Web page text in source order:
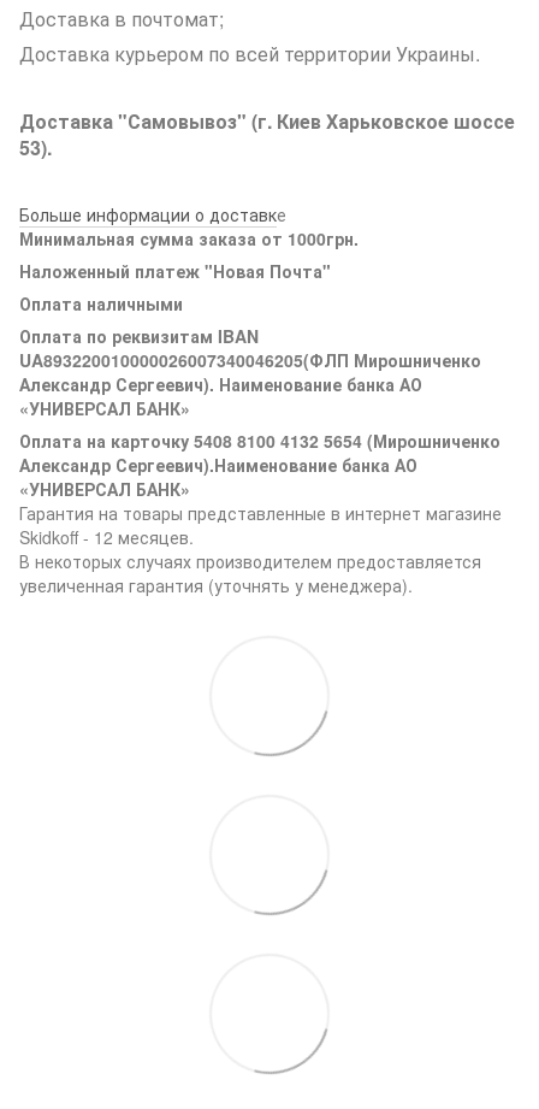
Доставка в почтомат;
Доставка курьером по всей территории Украины.
Доставка "Самовывоз" (г. Киев Харьковское шоссе
53).
Больше информации о доставке
Минимальная сумма заказа от 1000грн.
Наложенный платеж "Новая Почта"
Оплата наличными
Оплата по реквизитам IBAN
UA893220010000026007340046205(ФЛП Мирошниченко
Александр Сергеевич). Наименование банка АО
«УНИВЕРСАЛ БАНК»
Оплата на карточку 5408 8100 4132 5654 (Мирошниченко
Александр Сергеевич).Наименование банка АО
«УНИВЕРСАЛ БАНК»
Гарантия на товары представленные в интернет магазине
Skidkoff - 12 месяцев.
В некоторых случаях производителем предоставляется
увеличенная гарантия (уточнять у менеджера).